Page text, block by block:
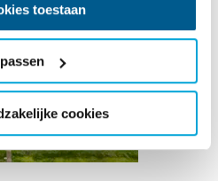
toestaan
cookies